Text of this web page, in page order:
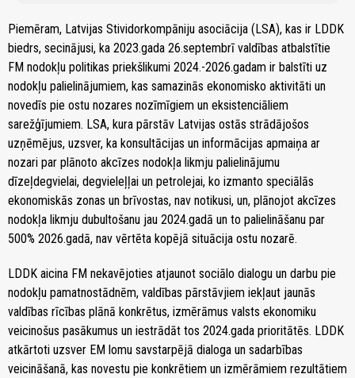
Piemēram, Latvijas Stividorkompāniju asociācija (LSA), kas ir LDDK
biedrs, secinājusi, ka 2023.gada 26.septembrī valdības atbalstītie
FM nodokļu politikas priekšlikumi 2024.-2026.gadam ir balstīti uz
nodokļu palielinājumiem, kas samazinās ekonomisko aktivitāti un
novedīs pie ostu nozares nozīmīgiem un eksistenciāliem
sarežģījumiem. LSA, kura pārstāv Latvijas ostās strādājošos
uzņēmējus, uzsver, ka konsultācijas un informācijas apmaiņa ar
nozari par plānoto akcīzes nodokļa likmju palielinājumu
dīzeļdegvielai, degvieleļļai un petrolejai, ko izmanto speciālās
ekonomiskās zonas un brīvostas, nav notikusi, un, plānojot akcīzes
nodokļa likmju dubultošanu jau 2024.gadā un to palielināšanu par
500% 2026.gadā, nav vērtēta kopējā situācija ostu nozarē.
LDDK aicina FM nekavējoties atjaunot sociālo dialogu un darbu pie
nodokļu pamatnostādnēm, valdības pārstāvjiem iekļaut jaunās
valdības rīcības plānā konkrētus, izmērāmus valsts ekonomiku
veicinošus pasākumus un iestrādāt tos 2024.gada prioritātēs. LDDK
atkārtoti uzsver EM lomu savstarpējā dialoga un sadarbības
veicināšanā, kas novestu pie konkrētiem un izmērāmiem rezultātiem